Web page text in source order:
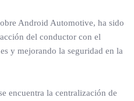
Android Automotive, ha sido
del conductor con el
y mejorando la seguridad en la
encuentra la centralización de